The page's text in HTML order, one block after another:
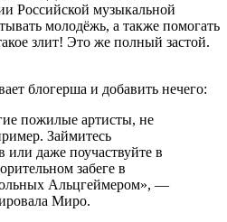
Российской музыкальной
молодёжь, а также помогать
злит! Это же полный застой.
блогерша и добавить нечего:
пожилые артисты, не
Займитесь
или даже поучаствуйте в
забеге в
Альцгеймером», —
Миро.